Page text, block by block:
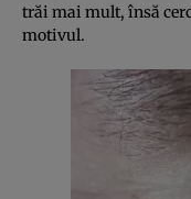
trăi mai mult, însă
motivul.